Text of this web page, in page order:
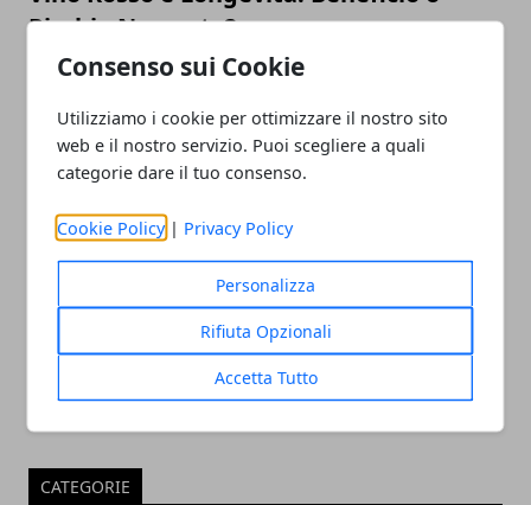
Consenso sui Cookie
Utilizziamo i cookie per ottimizzare il nostro sito
web e il nostro servizio. Puoi scegliere a quali
categorie dare il tuo consenso.
Cookie Policy | Privacy Policy
Personalizza
Rifiuta Opzionali
Accetta Tutto
Rischio Nascosto?
Torino: i negozi in città hanno un
problema di accessibilità
CATEGORIE